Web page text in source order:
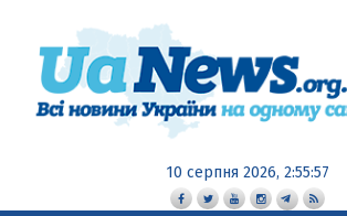
10 серпня 2026, 2:55:59